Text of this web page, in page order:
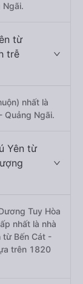
Ngãi.
từ
trễ
nhất là
Quảng Ngãi.
Yên từ
Tuy Hòa
nhất là nhà
từ Bến Cát -
trên 1820